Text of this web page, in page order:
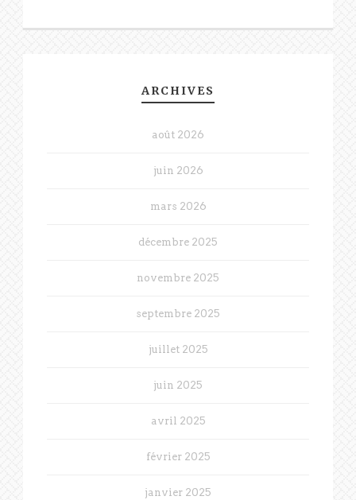
ARCHIVES
août 2026
juin 2026
mars 2026
décembre 2025
novembre 2025
septembre 2025
juillet 2025
juin 2025
avril 2025
février 2025
janvier 2025